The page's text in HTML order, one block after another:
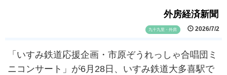
外房経済新聞
九十九里・外房 2026/7/2
「いすみ鉄道応援企画・市原ぞうれっしゃ合唱団ミ
ニコンサート」が6月28日、いすみ鉄道大多喜駅で